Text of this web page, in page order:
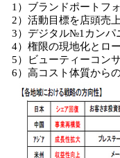
1）ブランドポートフ
2）活動目標を店頭売
3）デジタル№1カンパ
4）権限の現地化とロ
5）ビューティーコン
6）高コスト体質から